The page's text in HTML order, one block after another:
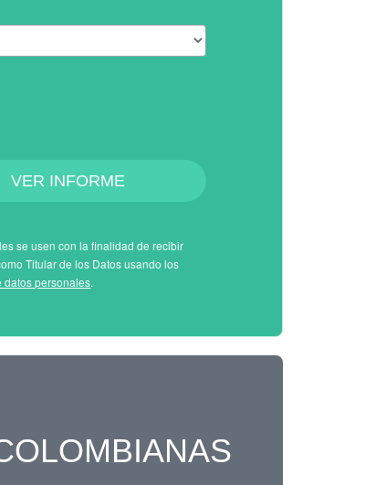
VER INFORME
se usen con la finalidad de recibir
Titular de los Datos usando los
datos personales.